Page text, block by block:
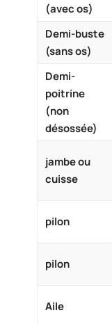
(avec os)
Demi-buste
(sans os)
Demi-
poitrine
(non
désossée)
jambe ou
cuisse
pilon
pilon
Aile